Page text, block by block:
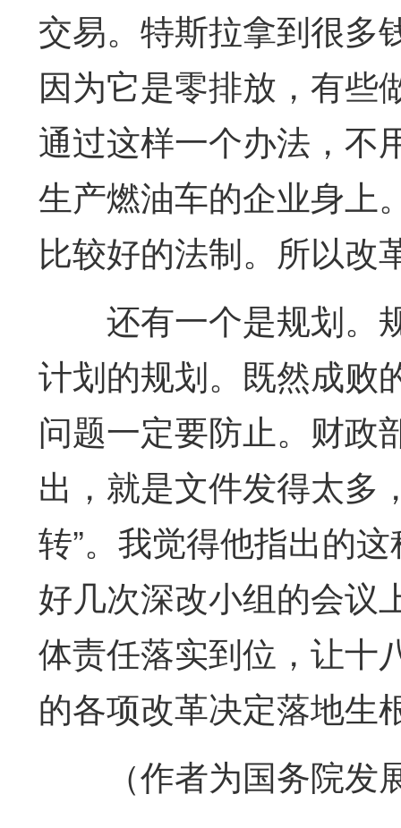
交易。特斯拉拿到很多
因为它是零排放，有些
通过这样一个办法，不
生产燃油车的企业身上
比较好的法制。所以改
还有一个是规划。
计划的规划。既然成败
问题一定要防止。财政
出，就是文件发得太多
转”。我觉得他指出的
好几次深改小组的会议
体责任落实到位，让十
的各项改革决定落地生
（作者为国务院